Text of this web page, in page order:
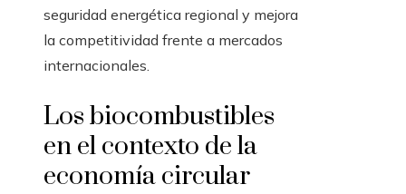
seguridad energética regional y mejora
la competitividad frente a mercados
internacionales.
Los biocombustibles
en el contexto de la
economía circular